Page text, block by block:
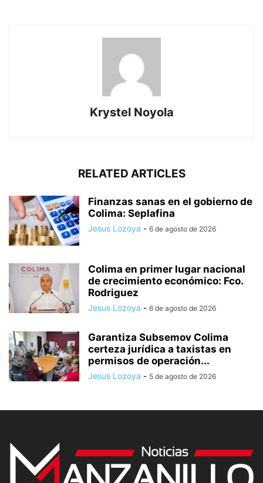
Krystel Noyola
RELATED ARTICLES
Finanzas sanas en el gobierno de
Colima: Seplafina
Jesus Lozoya - 6 de agosto de 2026
Colima en primer lugar nacional
de crecimiento económico: Fco.
Rodriguez
Jesus Lozoya - 6 de agosto de 2026
Garantiza Subsemov Colima
certeza jurídica a taxistas en
permisos de operación...
Jesus Lozoya - 5 de agosto de 2026